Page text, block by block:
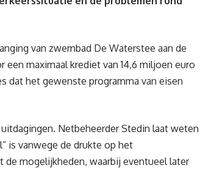
van zwembad De Waterstee aan de
maximaal krediet van 14,6 miljoen euro
dat het gewenste programma van eisen
Netbeheerder Stedin laat weten
is vanwege de drukte op het
mogelijkheden, waarbij eventueel later